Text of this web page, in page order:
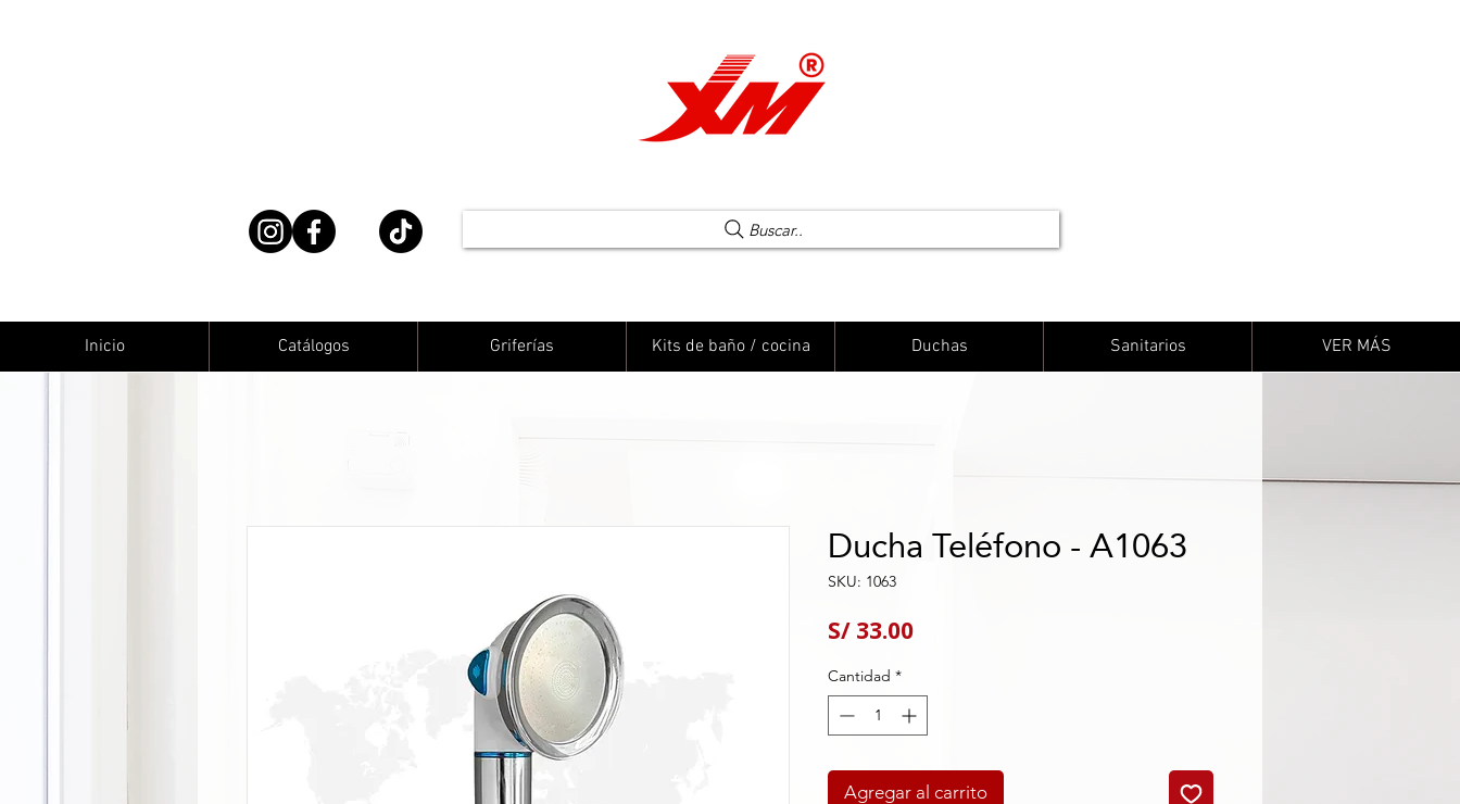
Buscar..
Inicio Catálogos Griferías Kits de baño / cocina Duchas Sanitarios VER MÁS
Ducha Teléfono - A1063
SKU: 1063
S/ 33.00Precio
Cantidad *
Agregar al carrito